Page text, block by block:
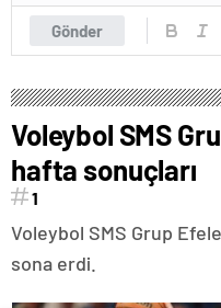
Gönder
Voleybol SMS
hafta sonuçları
1
Voleybol SMS Grup
sona erdi.